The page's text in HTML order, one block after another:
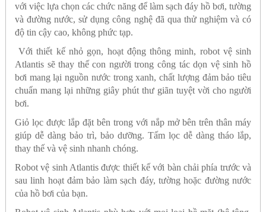
với việc lựa chọn các chức năng để làm sạch đáy hồ bơi, tường
và đường nước, sử dụng công nghệ đã qua thử nghiệm và có
độ tin cậy cao, không phức tạp.
Với thiết kế nhỏ gọn, hoạt động thông minh, robot vệ sinh
Atlantis sẽ thay thế con người trong công tác dọn vệ sinh hồ
bơi mang lại nguồn nước trong xanh, chất lượng đảm bảo tiêu
chuẩn mang lại những giây phút thư giãn tuyệt vời cho người
bơi.
Giỏ lọc được lắp đặt bên trong với nắp mở bên trên thân máy
giúp dễ dàng bảo trì, bảo dưỡng.Tấm lọc dễ dàng tháo lắp,
thay thế và vệ sinh nhanh chóng.
Robot vệ sinh Atlantis được thiết kế với bàn chải phía trước và
sau linh hoạt đảm bảo làm sạch đáy, tường hoặc đường nước
của hồ bơi của bạn.